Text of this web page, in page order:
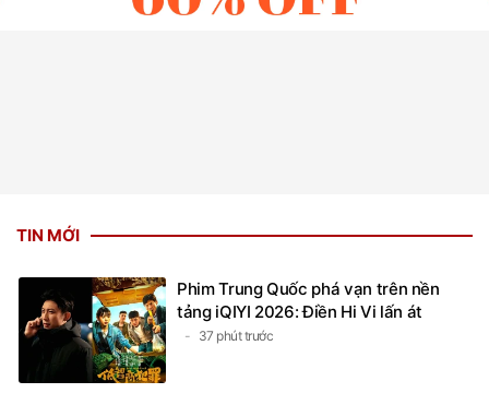
TIN MỚI
Phim Trung Quốc phá vạn trên nền
tảng iQIYI 2026: Điền Hi Vi lấn át
37 phút trước